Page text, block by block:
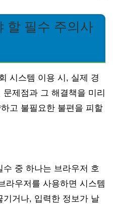
할 필수 주의사
시스템 이용 시, 실제 경
제점과 그 해결책을 미리
고 불필요한 불편을 피할
중 하나는 브라우저 호
라우저를 사용하면 시스템
기거나, 입력한 정보가 날